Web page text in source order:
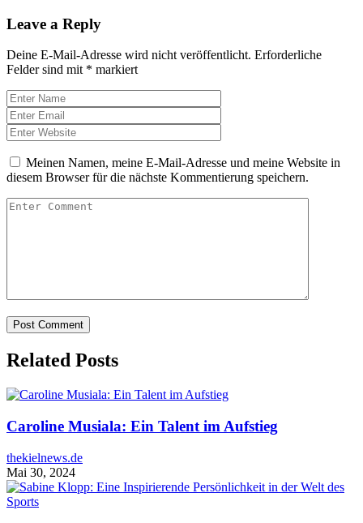
Leave a Reply
Deine E-Mail-Adresse wird nicht veröffentlicht. Erforderliche
Felder sind mit * markiert
Meinen Namen, meine E-Mail-Adresse und meine Website in
diesem Browser für die nächste Kommentierung speichern.
Related Posts
Caroline Musiala: Ein Talent im Aufstieg
thekielnews.de
Mai 30, 2024